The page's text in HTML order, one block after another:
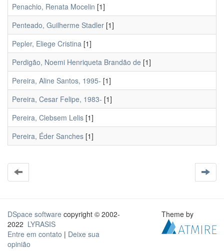
Penachio, Renata Mocelin [1]
Penteado, Guilherme Stadler [1]
Pepler, Eliege Cristina [1]
Perdigão, Noemi Henriqueta Brandão de [1]
Pereira, Aline Santos, 1995- [1]
Pereira, Cesar Felipe, 1983- [1]
Pereira, Clebsem Lelis [1]
Pereira, Éder Sanches [1]
DSpace software copyright © 2002-
2022 LYRASIS
Entre em contato | Deixe sua
opinião
Theme by